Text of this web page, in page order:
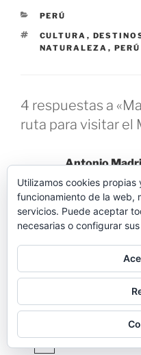
CATEGORÍAS
PERÚ
ETIQUETAS
CULTURA ,
NATURALEZA , PERÚ
4 respuestas a
ruta para visitar el
Antonio
FEBRERO 4,
¿Cuantos dias
para entrar al
Antonio Madrid.
admin
Utilizamos cookies
funcionamiento de la web,
servicios. Puede aceptar
necesarias o configurar